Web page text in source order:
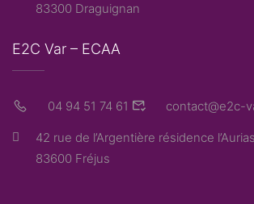
83300 Draguignan
E2C Var – ECAA
04 94 51 74 61 contact@e2c-
42 rue de l’Argentière résidence
83600 Fréjus